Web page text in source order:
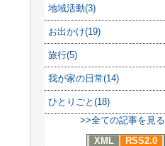
地域活動(3)
お出かけ(19)
旅行(5)
我が家の日常(14)
ひとりごと(18)
>>全ての記事を見る
XML
RSS2.0